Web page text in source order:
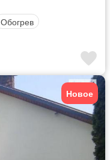
Обогрев
Новое